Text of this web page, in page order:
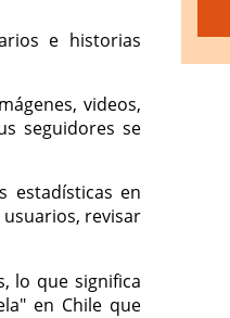
e historias
videos,
seguidores se
estadísticas en
revisar
lo que significa
en Chile que